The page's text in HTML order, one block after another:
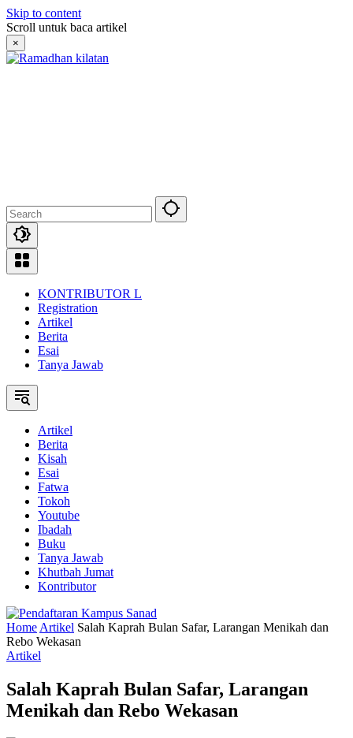
Skip to content
Scroll untuk baca artikel
×
KONTRIBUTOR L
Registration
Artikel
Berita
Esai
Tanya Jawab
Artikel
Berita
Kisah
Esai
Fatwa
Tokoh
Youtube
Ibadah
Buku
Tanya Jawab
Khutbah Jumat
Kontributor
Home Artikel Salah Kaprah Bulan Safar, Larangan Menikah dan
Rebo Wekasan
Artikel
Salah Kaprah Bulan Safar, Larangan
Menikah dan Rebo Wekasan